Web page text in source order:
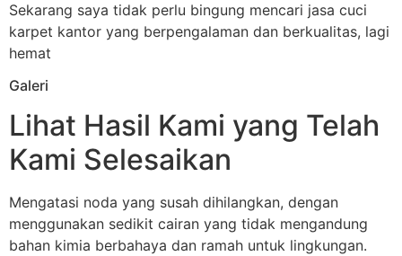
Sekarang saya tidak perlu bingung mencari jasa cuci
karpet kantor yang berpengalaman dan berkualitas, lagi
hemat
Galeri
Lihat Hasil Kami yang Telah
Kami Selesaikan
Mengatasi noda yang susah dihilangkan, dengan
menggunakan sedikit cairan yang tidak mengandung
bahan kimia berbahaya dan ramah untuk lingkungan.